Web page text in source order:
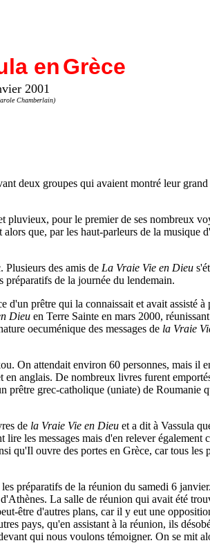
enGrèce
2001
Chamberlain)
deux groupes qui avaient montré leur
pour le premier de ses nombreux
que, par les haut-parleurs de la
des amis de La Vraie Vie en Dieu
de la journée du lendemain.
prêtre qui la connaissait et avait assisté
Dieu en Terre Sainte en mars 2000,
oecuménique des messages de la Vraie
On attendait environ 60 personnes, mais il
anglais. De nombreux livres furent
grec-catholique (uniate) de Roumanie
de la Vraie Vie en Dieu et a dit à Vassula
les messages mais d'en relever
qu'Il ouvre des portes en Grèce, car tous
préparatifs de la réunion du samedi 6
La salle de réunion qui avait été
être d'autres plans, car il y eut une
pays, qu'en assistant à la réunion, ils
qui nous voulons témoigner. On se mit